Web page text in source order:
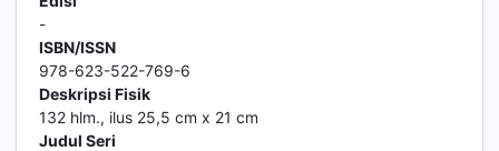
-
ISBN/ISSN
978-623-522-769-6
Deskripsi Fisik
132 hlm., ilus 25,5 cm x 21 cm
Judul Seri